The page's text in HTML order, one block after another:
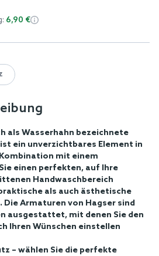
6,90 €
als Wasserhahn bezeichnete
ein unverzichtbares Element in
mit einem
einen perfekten, auf Ihre
Handwaschbereich
als auch ästhetische
Armaturen von Hagser sind
ausgestattet, mit denen Sie den
Ihren Wünschen einstellen
– wählen Sie die perfekte